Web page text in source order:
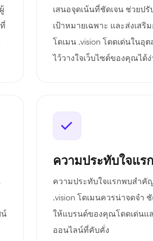
เสนอจุดเน้นที่ชัดเจน ช่วยป
เป้าหมายเฉพาะ และส่งเส
โดเมน .vision โดดเด่นใน
ไว้วางใจเว็บไซต์ของคุณได้
น์
ความประทับใจแ
ความประทับใจแรกพบสำคัญ
.vision โดเมนควรน่าจดจำ
ให้แบรนด์ของคุณโดดเด่นแ
ออนไลน์ที่คับคั่ง